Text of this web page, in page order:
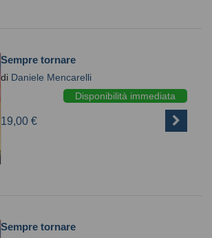
Sempre tornare
di Daniele Mencarelli
Disponibilità immediata
19,00 €
Sempre tornare